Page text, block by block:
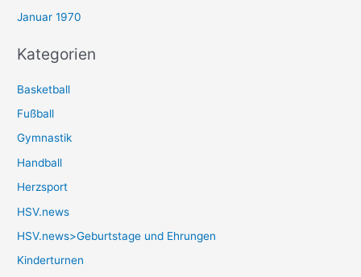
Januar 1970
Kategorien
Basketball
Fußball
Gymnastik
Handball
Herzsport
HSV.news
HSV.news>Geburtstage und Ehrungen
Kinderturnen